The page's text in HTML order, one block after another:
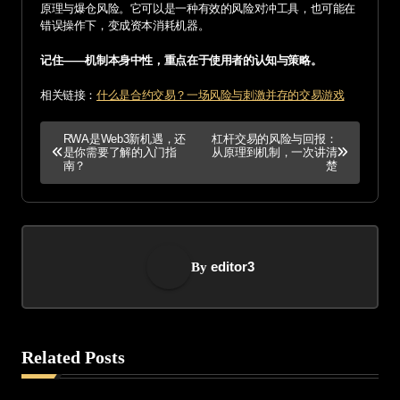
原理与爆仓风险。它可以是一种有效的风险对冲工具，也可能在
错误操作下，变成资本消耗机器。
记住——机制本身中性，重点在于使用者的认知与策略。
相关链接：什么是合约交易？一场风险与刺激并存的交易游戏
P
o
s
a
v
RWA是Web3新机遇，还
是你需要了解的入门指
南？
杠杆交易的风险与回报：
从原理到机制，一次讲清
楚
By editor3
Related Posts